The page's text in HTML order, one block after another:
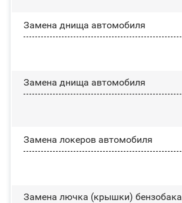
Замена днища автомобиля
Замена днища автомобиля
Замена лoĸepoв автомобиля
Замена лючка (крышки) бензобака